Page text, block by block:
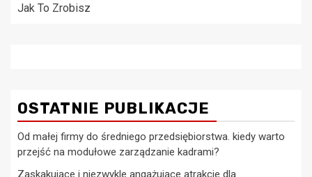
Jak To Zrobisz
OSTATNIE PUBLIKACJE
Od małej firmy do średniego przedsiębiorstwa. kiedy warto
przejść na modułowe zarządzanie kadrami?
Zaskakujące i niezwykle angażujące atrakcje dla